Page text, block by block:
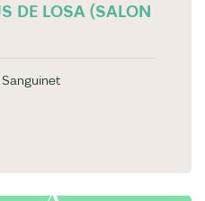
DE LOSA (SALON